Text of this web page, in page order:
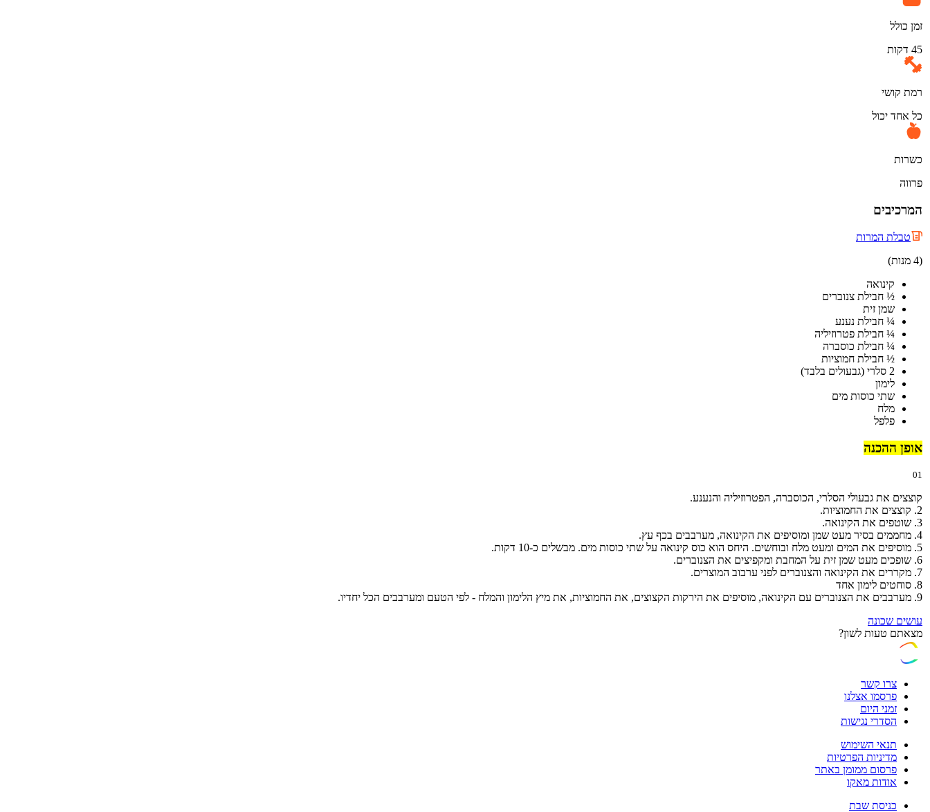
זמן כולל
45 דקות
רמת קושי
כל אחד יכול
כשרות
פרווה
המרכיבים
טבלת המרות
(4 מנות)
קינואה
½ חבילת צנוברים
שמן זית
¼ חבילת נענע
¼ חבילת פטרוזיליה
¼ חבילת כוסברה
½ חבילת חמוציות
2 סלרי (גבעולים בלבד)
לימון
שתי כוסות מים
מלח
פלפל
אופן ההכנה
01
קוצצים את גבעולי הסלרי, הכוסברה, הפטרוזיליה והנענע.
2. קוצצים את החמוציות.
3. שוטפים את הקינואה.
4. מחממים בסיר מעט שמן ומוסיפים את הקינואה, מערבבים בכף עץ.
5. מוסיפים את המים ומעט מלח ובוחשים. היחס הוא כוס קינואה על שתי כוסות מים. מבשלים כ-10 דקות.
6. שופכים מעט שמן זית על המחבת ומקפיצים את הצנוברים.
7. מקררים את הקינואה והצנוברים לפני ערבוב המוצרים.
8. סוחטים לימון אחד
9. מערבבים את הצנוברים עם הקינואה, מוסיפים את הירקות הקצוצים, את החמוציות, את מיץ הלימון והמלח - לפי הטעם ומערבבים הכל יחדיו.
עושים שכונה
מצאתם טעות לשון?
צרו קשר
פרסמו אצלנו
זמני היום
הסדרי נגישות
תנאי השימוש
מדיניות הפרטיות
פרסום ממומן באתר
אודות מאקו
כניסת שבת